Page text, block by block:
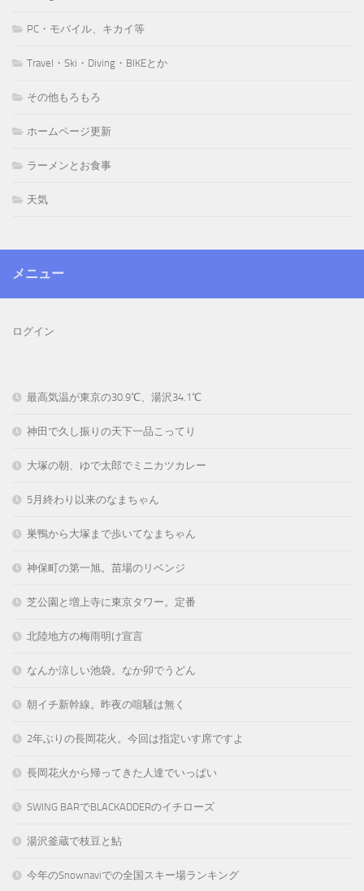
PC・モバイル、キカイ等
Travel・Ski・Diving・BIKEとか
その他もろもろ
ホームページ更新
ラーメンとお食事
天気
メニュー
ログイン
最高気温が東京の30.9℃、湯沢34.1℃
神田で久し振りの天下一品こってり
大塚の朝、ゆで太郎でミニカツカレー
5月終わり以来のなまちゃん
巣鴨から大塚まで歩いてなまちゃん
神保町の第一旭。苗場のリベンジ
芝公園と増上寺に東京タワー。定番
北陸地方の梅雨明け宣言
なんか涼しい池袋。なか卯でうどん
朝イチ新幹線。昨夜の喧騒は無く
2年ぶりの長岡花火。今回は指定いす席ですよ
長岡花火から帰ってきた人達でいっぱい
SWING BARでBLACKADDERのイチローズ
湯沢釜蔵で枝豆と鮎
今年のSnownaviでの全国スキー場ランキング